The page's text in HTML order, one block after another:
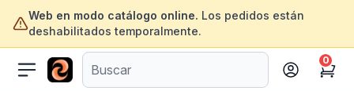
Web en modo catálogo online. Los pedidos están
deshabilitados temporalmente.
ofertasinformatica.com
Cart
0